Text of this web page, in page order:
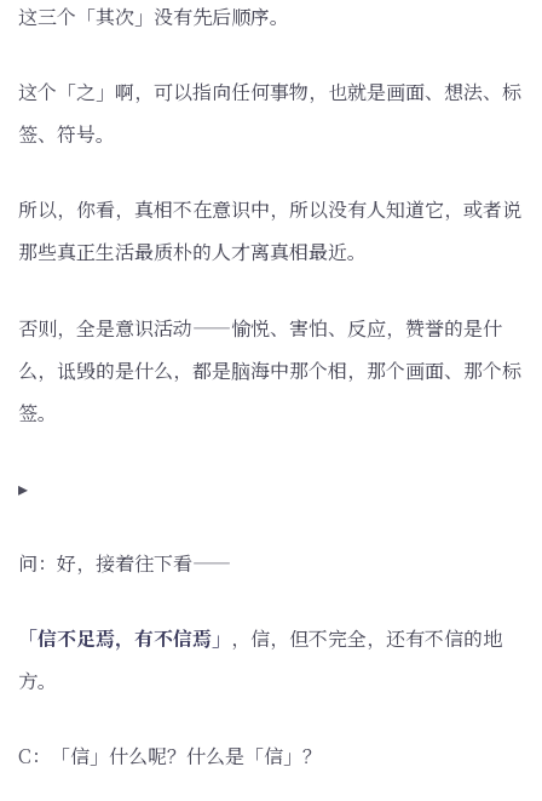
这三个「其次」没有先后顺序。
这个「之」啊，可以指向任何事物，也就是画面、想法、标
签、符号。
所以，你看，真相不在意识中，所以没有人知道它，或者说
那些真正生活最质朴的人才离真相最近。
否则，全是意识活动——愉悦、害怕、反应，赞誉的是什
么，诋毁的是什么，都是脑海中那个相，那个画面、那个标
签。
▸
问：好，接着往下看——
「信不足焉，有不信焉」 ，信，但不完全，还有不信的地
方。
C：「信」什么呢？什么是「信」？